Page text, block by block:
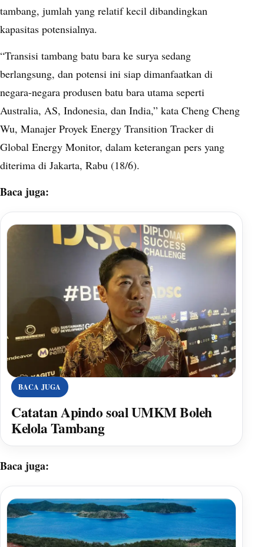
tambang, jumlah yang relatif kecil dibandingkan
kapasitas potensialnya.
“Transisi tambang batu bara ke surya sedang
berlangsung, dan potensi ini siap dimanfaatkan di
negara-negara produsen batu bara utama seperti
Australia, AS, Indonesia, dan India,” kata Cheng Cheng
Wu, Manajer Proyek Energy Transition Tracker di
Global Energy Monitor, dalam keterangan pers yang
diterima di Jakarta, Rabu (18/6).
Baca juga:
BACA JUGA
Catatan Apindo soal UMKM Boleh
Kelola Tambang
Baca juga: